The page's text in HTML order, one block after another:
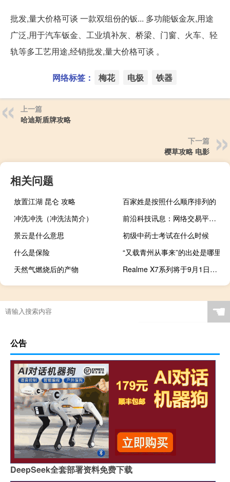
批发,量大价格可谈 一款双组份的钣... 多功能钣金灰,用途
广泛,用于汽车钣金、工业填补灰、桥梁、门窗、火车、轻
轨等多工艺用途,经销批发,量大价格可谈 。
网络标签： 梅花 电极 铁器
上一篇
哈迪斯盾牌攻略
下一篇
樱草攻略 电影
相关问题
放置江湖 昆仑 攻略
百家姓是按照什么顺序排列的
冲洗冲洗（冲洗法简介）
前沿科技讯息：网络交易平台如何担责引议 经营者应实名认证
景云是什么意思
初级中药士考试在什么时候
什么是保险
“又载青州从事来”的出处是哪里
天然气燃烧后的产物
Realme X7系列将于9月1日推出 具有120Hz显示屏和5G支持
☚
公告
DeepSeek全套部署资料免费下载